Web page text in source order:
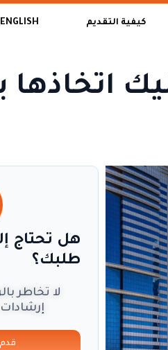
كيفية التقديم ENGLISH
يجب عليك
هل تحتاج
طلبك؟
لا تخاطر
إرشادات